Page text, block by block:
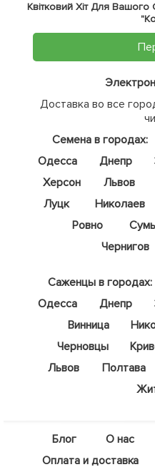
Квітковий Хіт Для Вашого
Доставка во все
Семена в городах:
Одесса
Днепр
Херсон
Львов
Луцк
Николаев
Ровно
Чернигов
Саженцы в городах:
Одесса
Днепр
Винница
Черновцы
Львов
Полтава
Блог О нас
Оплата и доставка